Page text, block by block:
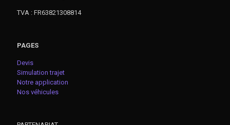
TVA : FR63821308814
PAGES
Devis
Simulation trajet
Notre application
Nos véhicules